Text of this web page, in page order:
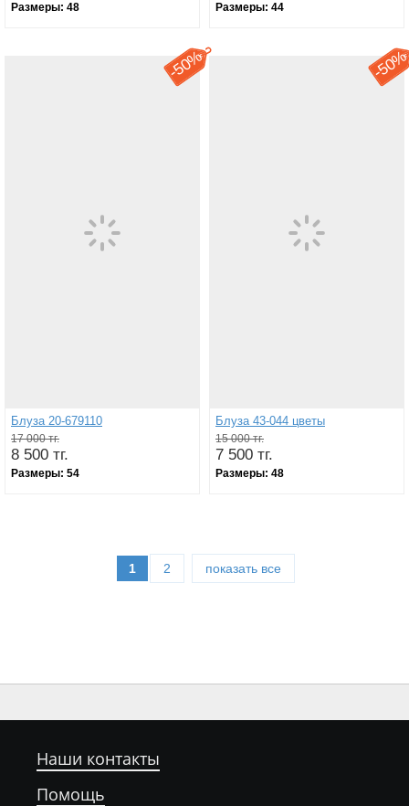
Размеры: 48 Размеры: 44
-
50%
Блуза 20-679110
17 000 тг.
8 500 тг.
Размеры: 54
-
50%
Блуза 43-044 цветы
15 000 тг.
7 500 тг.
Размеры: 48
1 2 показать все
Наши контакты
Помощь